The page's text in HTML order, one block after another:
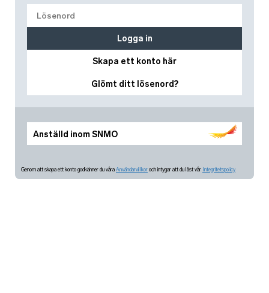
Anställd inom SNMO
Skapa ett konto här
Glömt ditt lösenord?
Logga in
Genom att skapa ett konto godkänner du våra Användarvillkor och intygar att du läst vår Integritetspolicy.